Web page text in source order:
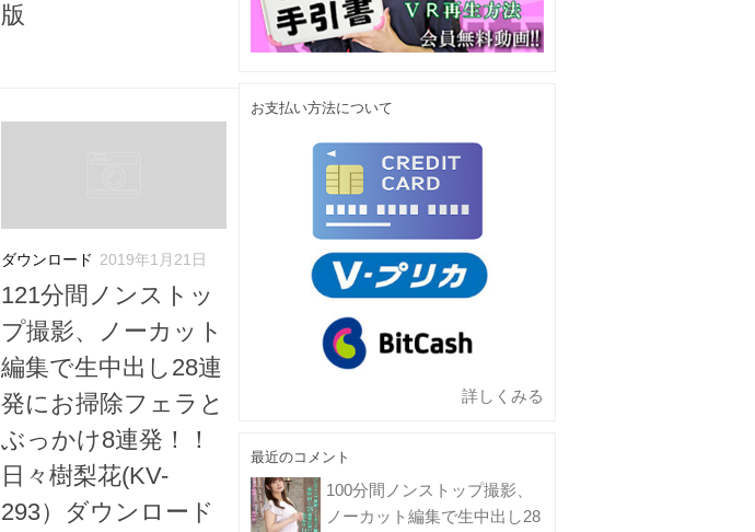
版
ダウンロード 2019年1月21日
121分間ノンストッ
プ撮影、ノーカット
編集で生中出し28連
発にお掃除フェラと
ぶっかけ8連発！！
日々樹梨花(KV-
293）ダウンロード
お支払い方法について
詳しくみる
最近のコメント
100分間ノンストップ撮影、
ノーカット編集で生中出し28